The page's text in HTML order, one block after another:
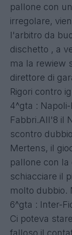
pallone con
irregolare,
l'arbitro da
dischetto , a
ma la rewiew
direttore di
Rigori contro
4^gta :
Fabbri.All'8 il
scontro
Mertens, il
pallone con la
schiacciare il
molto dubbio.
6^gta : Inter-
Ci poteva
falloso il